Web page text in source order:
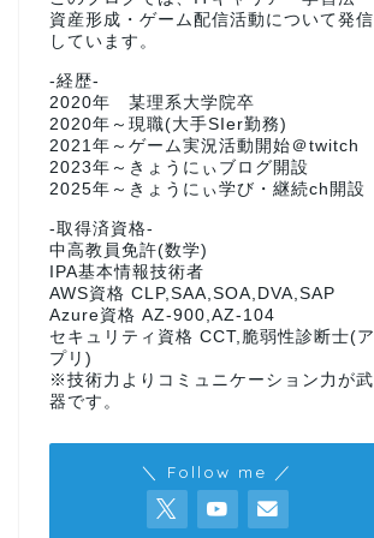
資産形成・ゲーム配信活動について発信
しています。
-経歴-
2020年 某理系大学院卒
2020年～現職(大手SIer勤務)
2021年～ゲーム実況活動開始＠twitch
2023年～きょうにぃブログ開設
2025年～きょうにぃ学び・継続ch開設
-取得済資格-
中高教員免許(数学)
IPA基本情報技術者
AWS資格 CLP,SAA,SOA,DVA,SAP
Azure資格 AZ-900,AZ-104
セキュリティ資格 CCT,脆弱性診断士(ア
プリ)
※技術力よりコミュニケーション力が武
器です。
＼ Follow me ／